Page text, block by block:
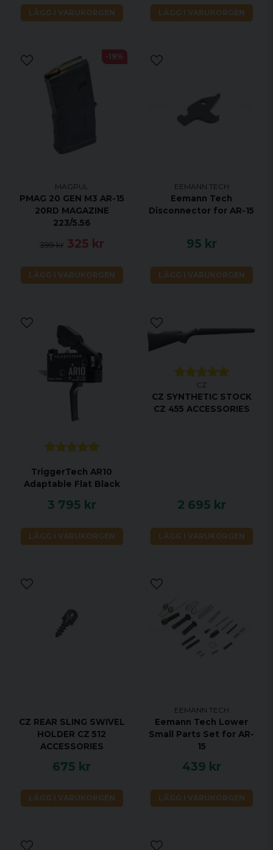
LÄGG I VARUKORGEN LÄGG I VARUKORGEN
MAGPUL
PMAG 20 GEN M3 AR-15
20RD MAGAZINE
223/5.56
399 kr 325 kr
LÄGG I VARUKORGEN
-19%
EEMANN TECH
Eemann Tech
Disconnector for AR-15
95 kr
LÄGG I VARUKORGEN
TriggerTech AR10
Adaptable Flat Black
3 795 kr
LÄGG I VARUKORGEN
CZ
CZ SYNTHETIC STOCK
CZ 455 ACCESSORIES
2 695 kr
LÄGG I VARUKORGEN
CZ REAR SLING SWIVEL
HOLDER CZ 512
ACCESSORIES
675 kr
LÄGG I VARUKORGEN
EEMANN TECH
Eemann Tech Lower
Small Parts Set for AR-
15
439 kr
LÄGG I VARUKORGEN